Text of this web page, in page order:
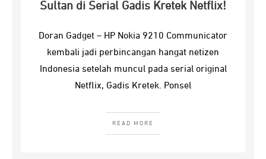
Sultan di Serial Gadis Kretek Netflix!
Doran Gadget – HP Nokia 9210 Communicator
kembali jadi perbincangan hangat netizen
Indonesia setelah muncul pada serial original
Netflix, Gadis Kretek. Ponsel
READ MORE